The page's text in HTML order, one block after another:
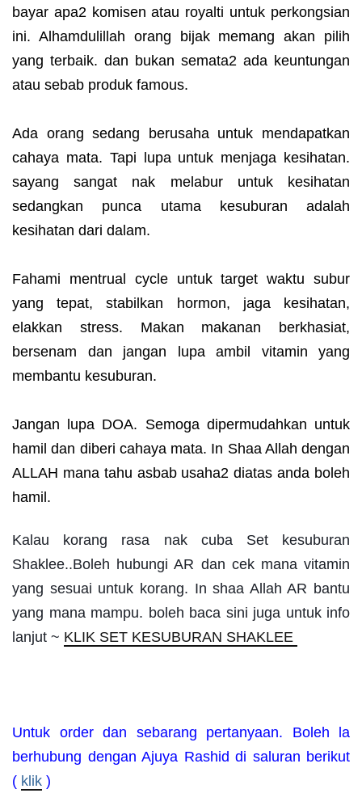
bayar apa2 komisen atau royalti untuk perkongsian
ini. Alhamdulillah orang bijak memang akan pilih
yang terbaik. dan bukan semata2 ada keuntungan
atau sebab produk famous.
Ada orang sedang berusaha untuk mendapatkan
cahaya mata. Tapi lupa untuk menjaga kesihatan.
sayang sangat nak melabur untuk kesihatan
sedangkan punca utama kesuburan adalah
kesihatan dari dalam.
Fahami mentrual cycle untuk target waktu subur
yang tepat, stabilkan hormon, jaga kesihatan,
elakkan stress. Makan makanan berkhasiat,
bersenam dan jangan lupa ambil vitamin yang
membantu kesuburan.
Jangan lupa DOA. Semoga dipermudahkan untuk
hamil dan diberi cahaya mata. In Shaa Allah dengan
ALLAH mana tahu asbab usaha2 diatas anda boleh
hamil.
Kalau korang rasa nak cuba Set kesuburan
Shaklee..Boleh hubungi AR dan cek mana vitamin
yang sesuai untuk korang. In shaa Allah AR bantu
yang mana mampu. boleh baca sini juga untuk info
lanjut ~ KLIK SET KESUBURAN SHAKLEE
Untuk order dan sebarang pertanyaan. Boleh la
berhubung dengan Ajuya Rashid di saluran berikut
( klik )